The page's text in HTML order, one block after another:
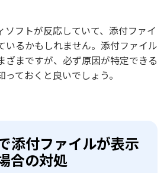
ソフトが反応していて、添付ファイ
いるかもしれません。添付ファイル
ざまですが、必ず原因が特定できる
ておくと良いでしょう。
添付ファイルが表示
合の対処